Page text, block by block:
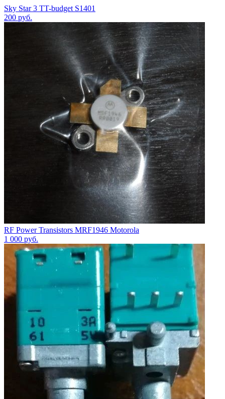
Sky Star 3 TT-budget S1401
200 руб.
RF Power Transistors MRF1946 Motorola
1 000 руб.